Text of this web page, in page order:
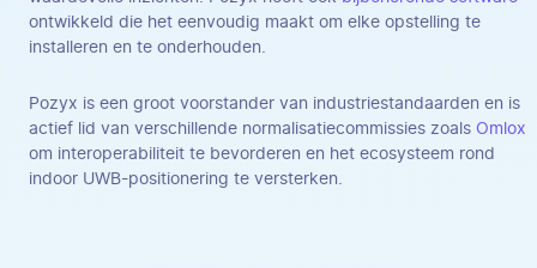
ontwikkeld die het eenvoudig maakt om elke opstelling te
installeren en te onderhouden.
Pozyx is een groot voorstander van industriestandaarden en is
actief lid van verschillende normalisatiecommissies zoals Omlox
om interoperabiliteit te bevorderen en het ecosysteem rond
indoor UWB-positionering te versterken.